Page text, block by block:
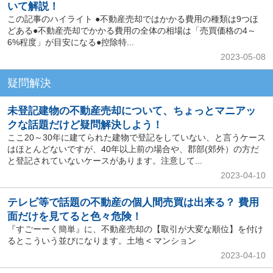
いて解説！
この記事のハイライト ●不動産売却ではかかる費用の種類は9つほ
どある●不動産売却でかかる費用の全体の相場は「売買価格の4～
6%程度」が目安になる●控除特...
2023-05-08
疑問解決
未登記建物の不動産売却について、ちょっとマニアッ
クな話題だけど疑問解決しよう！
ここ20～30年に建てられた建物で登記をしていない、と言うケース
はほとんどないですが、40年以上前の場合や、郡部(郊外）の方だ
と登記されていないケースがあります。注意して...
2023-04-10
テレビ等で話題の不動産の個人間売買は出来る？ 費用
面だけを見てると色々危険！
『すごーーく簡単』に、不動産売却の【取引が大変な順位】を付け
るとこういう並びになります。土地 < マンション
2023-04-10